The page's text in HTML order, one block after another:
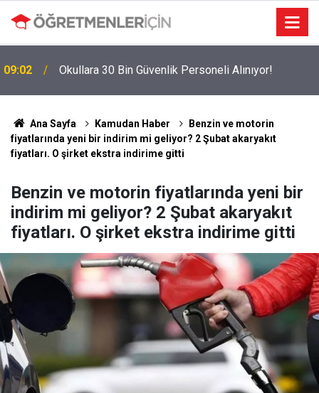
09:02 Okullara 30 Bin Güvenlik Personeli Alınıyor!
Ana Sayfa Kamudan Haber
Benzin ve motorin
fiyatlarında yeni bir indirim mi geliyor? 2 Şubat akaryakıt
fiyatları. O şirket ekstra indirime gitti
Benzin ve motorin fiyatlarında yeni bir
indirim mi geliyor? 2 Şubat akaryakıt
fiyatları. O şirket ekstra indirime gitti